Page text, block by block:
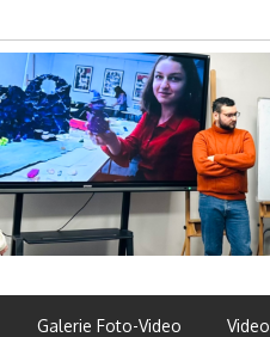
Galerie Foto-Video Video